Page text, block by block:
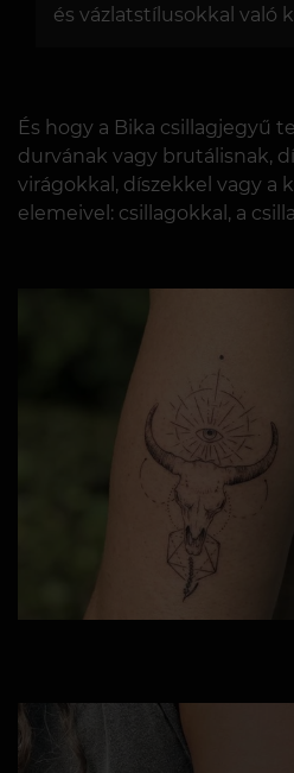
és vázlatstílusokkal való
És hogy a Bika csillagjegyű
durvának vagy brutálisnak,
virágokkal, díszekkel vagy a
elemeivel: csillagokkal, a